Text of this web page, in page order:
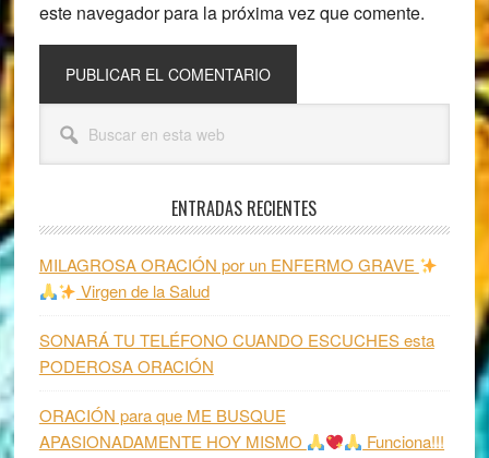
este navegador para la próxima vez que comente.
Barra
lateral
esta
ENTRADAS RECIENTES
MILAGROSA ORACIÓN por un ENFERMO GRAVE
Virgen de la Salud
SONARÁ TU TELÉFONO CUANDO ESCUCHES esta
PODEROSA ORACIÓN
ORACIÓN para que ME BUSQUE
APASIONADAMENTE HOY MISMO
Funciona!!!